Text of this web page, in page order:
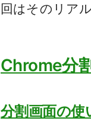
回はそのリア
Chrome分
分割画面の使